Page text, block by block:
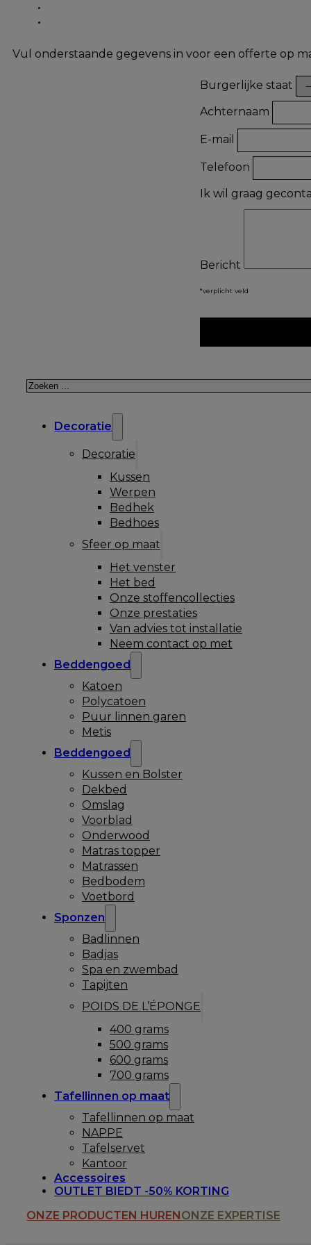
Vul onderstaande gegevens in voor een offerte op
Burgerlijke staat
Achternaam
E-mail
Telefoon
Ik wil graag
Bericht
*verplicht veld
Zoeken
Decoratie
Decoratie
Kussen
Werpen
Bedhek
Bedhoes
Sfeer op maat
Het venster
Het bed
Onze stoffencollecties
Onze prestaties
Van advies tot installatie
Neem contact op met
Beddengoed
Katoen
Polycatoen
Puur linnen garen
Metis
Beddengoed
Kussen en Bolster
Dekbed
Omslag
Voorblad
Onderwood
Matras topper
Matrassen
Bedbodem
Voetbord
Sponzen
Badlinnen
Badjas
Spa en zwembad
Tapijten
POIDS DE L’ÉPONGE
400 grams
500 grams
600 grams
700 grams
Tafellinnen op maat
Tafellinnen op maat
NAPPE
Tafelservet
Kantoor
Accessoires
OUTLET BIEDT -50% KORTING
ONZE PRODUCTEN HURENONZE EXPERTISE